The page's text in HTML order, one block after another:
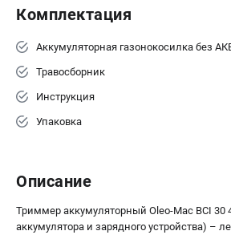
Комплектация
Аккумуляторная газонокосилка без
Травосборник
Инструкция
Упаковка
Описание
Триммер аккумуляторный Oleo-Mac BCI 30
аккумулятора и зарядного устройства) –